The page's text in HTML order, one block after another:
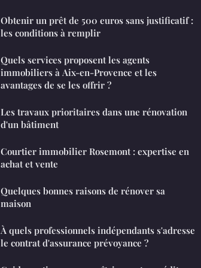
Obtenir un prêt de 500 euros sans justificatif :
les conditions à remplir
Quels services proposent les agents
immobiliers à Aix-en-Provence et les
avantages de se les offrir ?
Les travaux prioritaires dans une rénovation
d'un bâtiment
Courtier immobilier Rosemont : expertise en
achat et vente
Quelques bonnes raisons de rénover sa
maison
À quels professionnels indépendants s'adresse
le contrat d'assurance prévoyance ?